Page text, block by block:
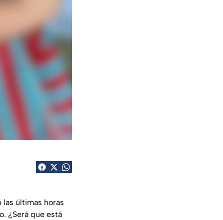
las últimas horas
¿Será que está